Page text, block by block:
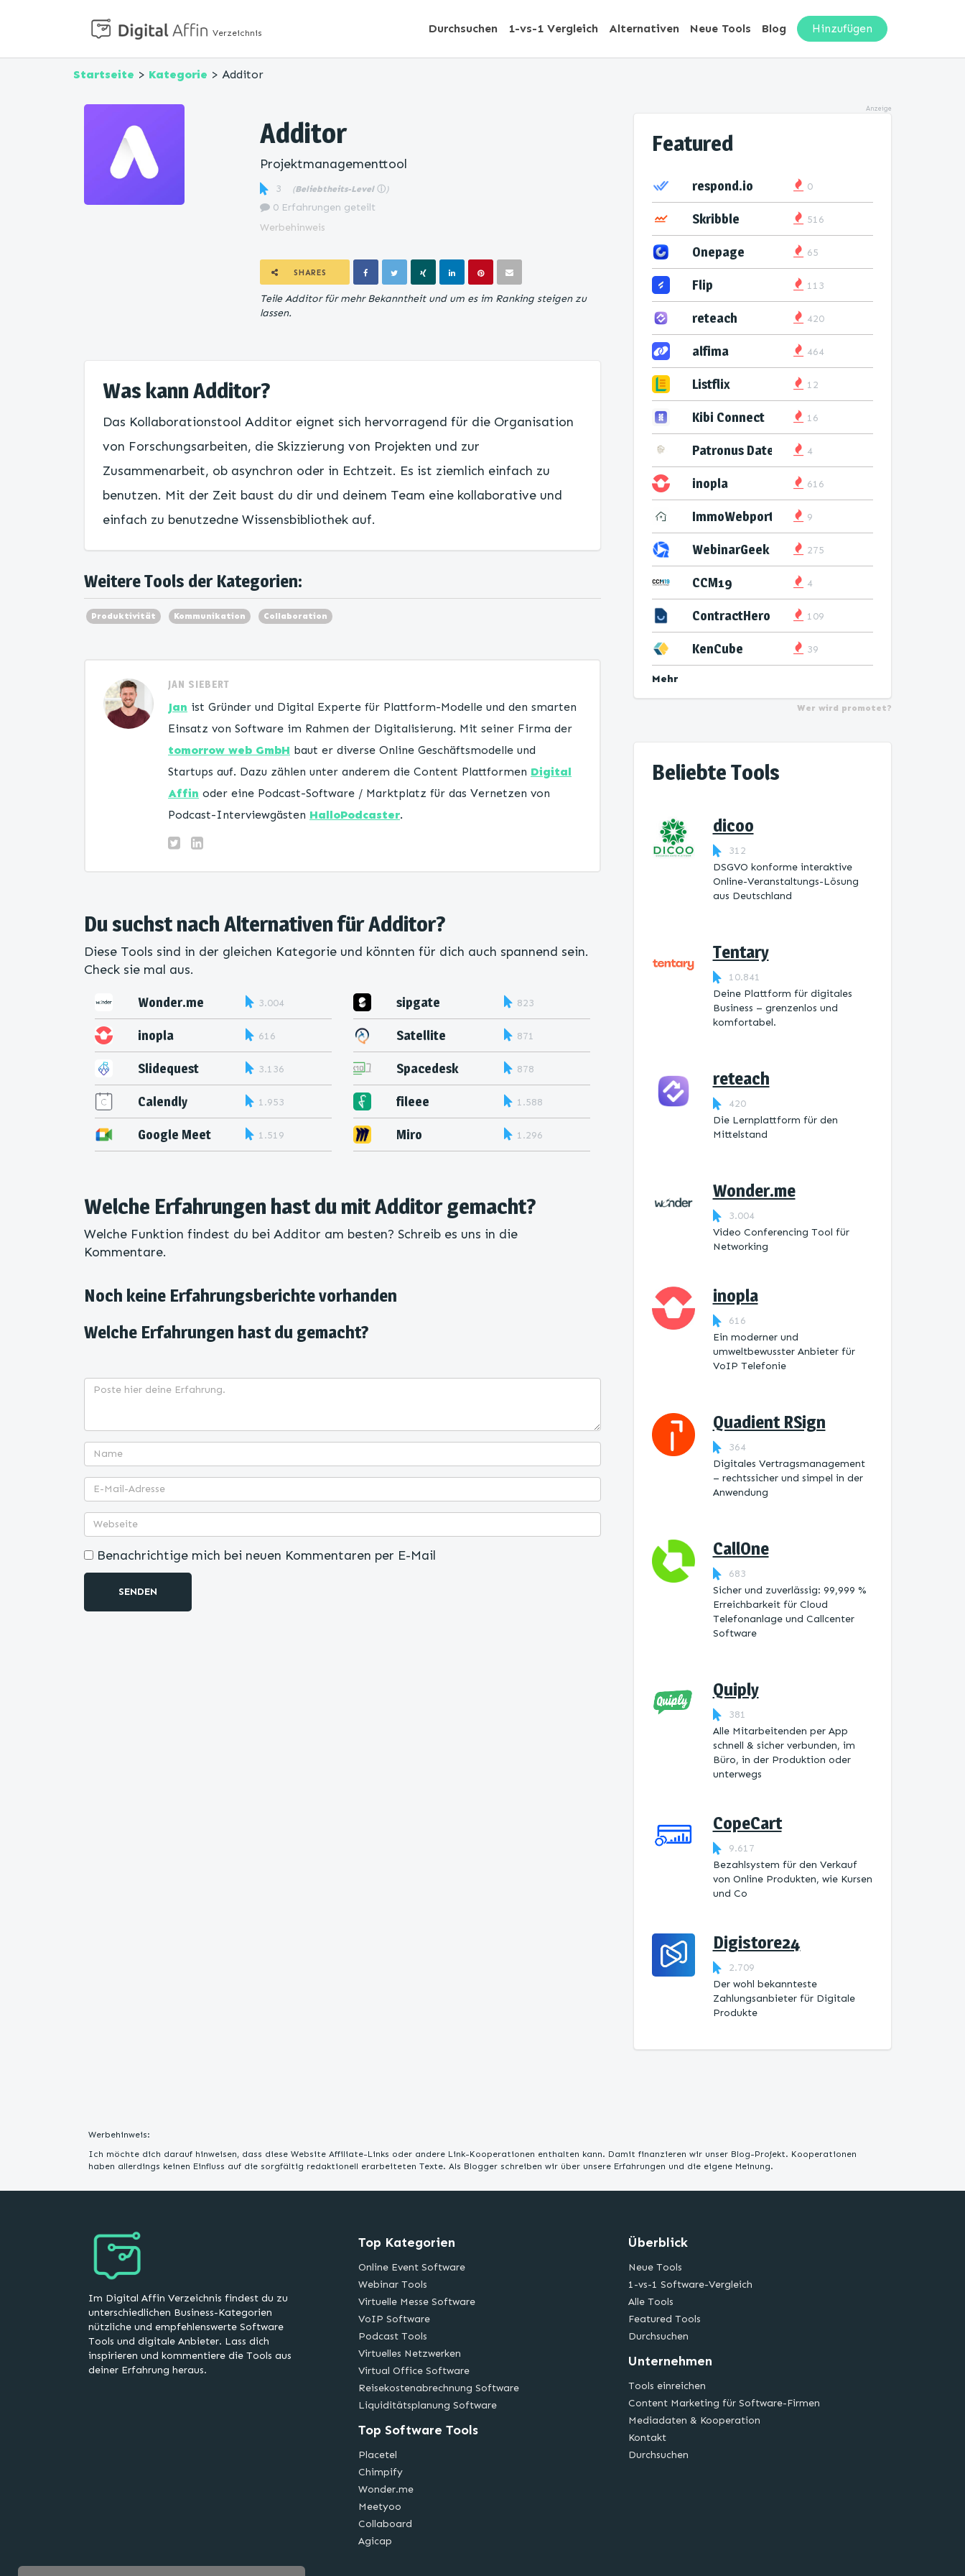
Verzeichnis Durchsuchen 1-vs-1 Vergleich Alternativen Neue Tools Blog Hinzufügen
Startseite > Kategorie > Additor
Additor
Projektmanagementtool
3 (Beliebtheits-Level ⓘ)
0 Erfahrungen geteilt
Werbehinweis
SHARES
Teile Additor für mehr Bekanntheit und um es im Ranking steigen zu
lassen.
Was kann Additor?
Das Kollaborationstool Additor eignet sich hervorragend für die Organisation
von Forschungsarbeiten, die Skizzierung von Projekten und zur
Zusammenarbeit, ob asynchron oder in Echtzeit. Es ist ziemlich einfach zu
benutzen. Mit der Zeit baust du dir und deinem Team eine kollaborative und
einfach zu benutzedne Wissensbibliothek auf.
Weitere Tools der Kategorien:
Produktivität Kommunikation Collaboration
JAN SIEBERT
Jan ist Gründer und Digital Experte für Plattform-Modelle und den smarten
Einsatz von Software im Rahmen der Digitalisierung. Mit seiner Firma der
tomorrow web GmbH baut er diverse Online Geschäftsmodelle und
Startups auf. Dazu zählen unter anderem die Content Plattformen Digital
Affin oder eine Podcast-Software / Marktplatz für das Vernetzen von
Podcast-Interviewgästen HalloPodcaster.
Du suchst nach Alternativen für Additor?
Diese Tools sind in der gleichen Kategorie und könnten für dich auch spannend sein.
Check sie mal aus.
Wonder.me 3.004
inopla 616
Slidequest 3.136
Calendly 1.953
Google Meet 1.519
sipgate 823
Satellite 871
Spacedesk 878
fileee 1.588
Miro 1.296
Welche Erfahrungen hast du mit Additor gemacht?
Welche Funktion findest du bei Additor am besten? Schreib es uns in die
Kommentare.
Noch keine Erfahrungsberichte vorhanden
Welche Erfahrungen hast du gemacht?
Benachrichtige mich bei neuen Kommentaren per E-Mail
SENDEN
Anzeige
Featured
respond.io 0
Skribble 516
Onepage 65
Flip 113
reteach 420
alfima 464
Listflix 12
Kibi Connect 16
Patronus Datenservice
4
inopla 616
ImmoWebport 9
WebinarGeek 275
CCM19 4
ContractHero 109
KenCube 39
Mehr
Wer wird promotet?
Beliebte Tools
dicoo
312
DSGVO konforme interaktive
Online-Veranstaltungs-Lösung
aus Deutschland
Tentary
10.841
Deine Plattform für digitales
Business – grenzenlos und
komfortabel.
reteach
420
Die Lernplattform ​für den
Mittelstand
Wonder.me
3.004
Video Conferencing Tool für
Networking
inopla
616
Ein moderner und
umweltbewusster Anbieter für
VoIP Telefonie
Quadient RSign
364
Digitales Vertragsmanagement
– rechtssicher und simpel in der
Anwendung
CallOne
683
Sicher und zuverlässig: 99,999 %
Erreichbarkeit für Cloud
Telefonanlage und Callcenter
Software
Quiply
381
Alle Mitarbeitenden per App
schnell & sicher verbunden, im
Büro, in der Produktion oder
unterwegs
CopeCart
9.617
Bezahlsystem für den Verkauf
von Online Produkten, wie Kursen
und Co
Digistore24
2.709
Der wohl bekannteste
Zahlungsanbieter für Digitale
Produkte
Werbehinweis:
Ich möchte dich darauf hinweisen, dass diese Website Affiliate-Links oder andere Link-Kooperationen enthalten kann. Damit finanzieren wir unser Blog-Projekt. Kooperationen
haben allerdings keinen Einfluss auf die sorgfältig redaktionell erarbeiteten Texte. Als Blogger schreiben wir über unsere Erfahrungen und die eigene Meinung.
Im Digital Affin Verzeichnis findest du zu
unterschiedlichen Business-Kategorien
nützliche und empfehlenswerte Software
Tools und digitale Anbieter. Lass dich
inspirieren und kommentiere die Tools aus
deiner Erfahrung heraus.
Top Kategorien
Online Event Software
Webinar Tools
Virtuelle Messe Software
VoIP Software
Podcast Tools
Virtuelles Netzwerken
Virtual Office Software
Reisekostenabrechnung Software
Liquiditätsplanung Software
Top Software Tools
Placetel
Chimpify
Wonder.me
Meetyoo
Collaboard
Agicap
Überblick
Neue Tools
1-vs-1 Software-Vergleich
Alle Tools
Featured Tools
Durchsuchen
Unternehmen
Tools einreichen
Content Marketing für Software-Firmen
Mediadaten & Kooperation
Kontakt
Durchsuchen